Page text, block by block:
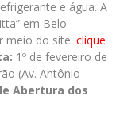
e água. A
em Belo
meio do site: clique
1º de fevereiro de
(Av. Antônio
Abertura dos